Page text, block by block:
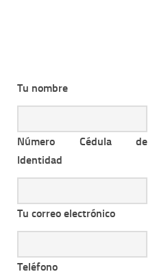
Tu nombre
Número Cédula de
Identidad
Tu correo electrónico
Teléfono